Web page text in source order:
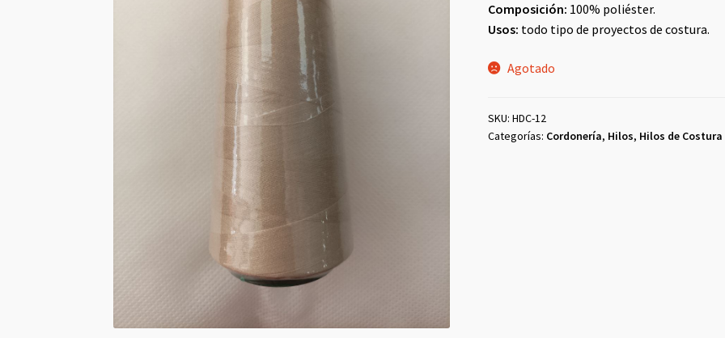
Composición: 100% poliéster.
Usos: todo tipo de proyectos de costura.
Agotado
SKU: HDC-12
Categorías: Cordonería, Hilos, Hilos de Costura